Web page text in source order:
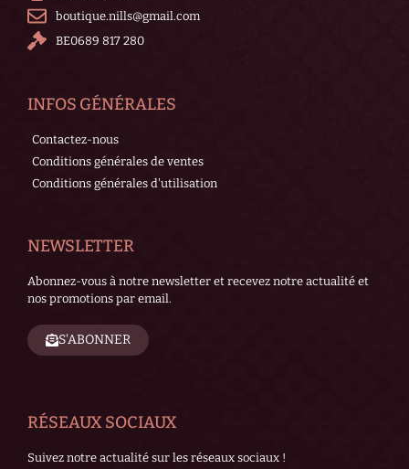
boutique.nills@gmail.com
BE0689 817 280
INFOS GÉNÉRALES
Contactez-nous
Conditions générales de ventes
Conditions générales d'utilisation
NEWSLETTER
Abonnez-vous à notre newsletter et recevez notre actualité et
nos promotions par email.
S'ABONNER
RÉSEAUX SOCIAUX
Suivez notre actualité sur les réseaux sociaux !